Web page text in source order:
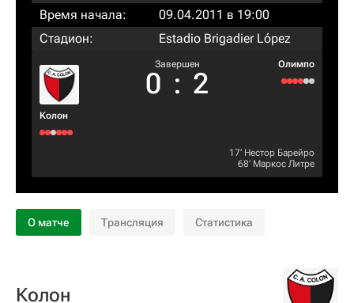
Время начала:
09.04.2011 в 19:00
Стадион:
Estadio Brigadier López
Колон
Завершен
0 : 2
Олимпо
17‎’‎ Нестор Барейро
68‎’‎ Маркос Литре
О матче Трансляция Статистика
Колон